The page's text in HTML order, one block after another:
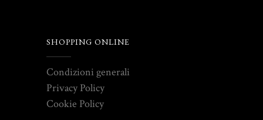
SHOPPING ONLINE
Condizioni generali
Privacy Policy
Cookie Policy